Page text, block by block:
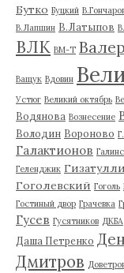
Бутко Буцкий
В.Лапшин В.Латыпов
ВЛК ВМ-Т
Ващук Вдовин
Устюг Великий октябрь
Водянова Вознесение
Володин Вороново
Галактионов
Геленджик
Гоголевский Гоголь
Гостиный двор Грачевка
Гусев Гусятников ДКБА
Даша Петренко
Дмитров